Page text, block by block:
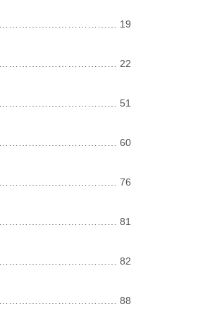
19
22
转换……………………………… 51
60
76
81
82
88